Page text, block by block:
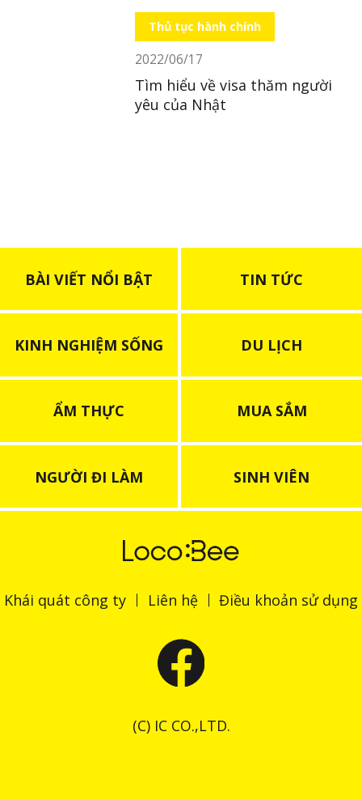
Thủ tục hành chính
2022/06/17
Tìm hiểu về visa thăm người
yêu của Nhật
BÀI VIẾT NỔI BẬT TIN TỨC
KINH NGHIỆM SỐNG DU LỊCH
ẨM THỰC MUA SẮM
NGƯỜI ĐI LÀM SINH VIÊN
Khái quát công ty Liên hệ Điều khoản sử dụng
(C) IC CO.,LTD.